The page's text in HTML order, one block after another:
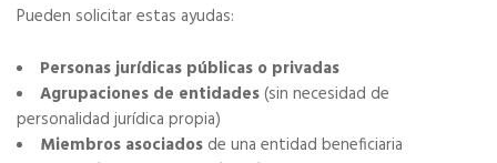
Pueden solicitar estas ayudas:
Personas jurídicas públicas o privadas
Agrupaciones de entidades(sin necesidad de
personalidad jurídica propia)
Miembros asociados de una entidad beneficiaria